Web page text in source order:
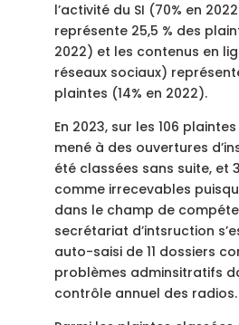
l’activité du SI (70% en
représente 25,5 % des
2022) et les contenus en
réseaux sociaux)
plaintes (14% en 2022).
En 2023, sur les 106
mené à des ouvertures
été classées sans suite, et
comme irrecevables
dans le champ de
secrétariat d’intsruction
auto-saisi de 11 dossiers
problèmes adminsitratifs
contrôle annuel des radios.